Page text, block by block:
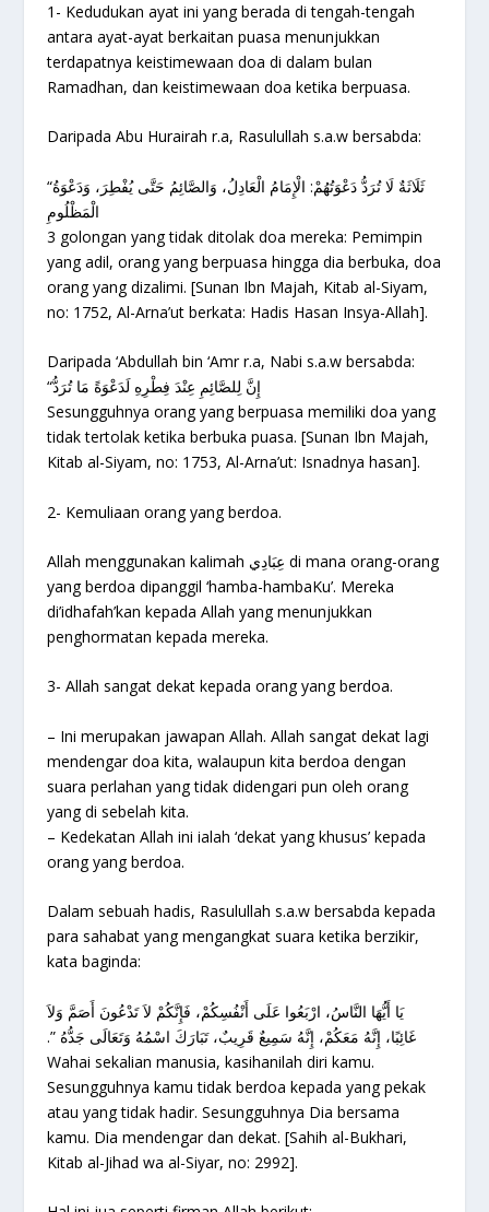
1- Kedudukan ayat ini yang berada di tengah-tengah
antara ayat-ayat berkaitan puasa menunjukkan
terdapatnya keistimewaan doa di dalam bulan
Ramadhan, dan keistimewaan doa ketika berpuasa.
Daripada Abu Hurairah r.a, Rasulullah s.a.w bersabda:
“ثَلَاثَةٌ لَا تُرَدُّ دَعْوَتُهُمْ: الْإِمَامُ الْعَادِلُ، وَالصَّائِمُ حَتَّى يُفْطِرَ، وَدَعْوَةُ
الْمَظْلُومِ
3 golongan yang tidak ditolak doa mereka: Pemimpin
yang adil, orang yang berpuasa hingga dia berbuka, doa
orang yang dizalimi. [Sunan Ibn Majah, Kitab al-Siyam,
no: 1752, Al-Arna’ut berkata: Hadis Hasan Insya-Allah].
Daripada ‘Abdullah bin ‘Amr r.a, Nabi s.a.w bersabda:
“إِنَّ لِلصَّائِمِ عِنْدَ فِطْرِهِ لَدَعْوَةً مَا تُرَدُّ
Sesungguhnya orang yang berpuasa memiliki doa yang
tidak tertolak ketika berbuka puasa. [Sunan Ibn Majah,
Kitab al-Siyam, no: 1753, Al-Arna’ut: Isnadnya hasan].
2- Kemuliaan orang yang berdoa.
Allah menggunakan kalimah عِبَادِي di mana orang-orang
yang berdoa dipanggil ‘hamba-hambaKu’. Mereka
di’idhafah’kan kepada Allah yang menunjukkan
penghormatan kepada mereka.
3- Allah sangat dekat kepada orang yang berdoa.
– Ini merupakan jawapan Allah. Allah sangat dekat lagi
mendengar doa kita, walaupun kita berdoa dengan
suara perlahan yang tidak didengari pun oleh orang
yang di sebelah kita.
– Kedekatan Allah ini ialah ‘dekat yang khusus’ kepada
orang yang berdoa.
Dalam sebuah hadis, Rasulullah s.a.w bersabda kepada
para sahabat yang mengangkat suara ketika berzikir,
kata baginda:
‏ يَا أَيُّهَا النَّاسُ، ارْبَعُوا عَلَى أَنْفُسِكُمْ، فَإِنَّكُمْ لاَ تَدْعُونَ أَصَمَّ وَلاَ
غَائِبًا، إِنَّهُ مَعَكُمْ، إِنَّهُ سَمِيعٌ قَرِيبٌ، تَبَارَكَ اسْمُهُ وَتَعَالَى جَدُّهُ ‏”‏‏.‏
Wahai sekalian manusia, kasihanilah diri kamu.
Sesungguhnya kamu tidak berdoa kepada yang pekak
atau yang tidak hadir. Sesungguhnya Dia bersama
kamu. Dia mendengar dan dekat. [Sahih al-Bukhari,
Kitab al-Jihad wa al-Siyar, no: 2992].